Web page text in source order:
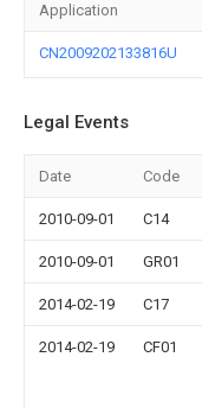
Application
CN2009202133816U
Legal Events
Date Code
2010-09-01 C14
2010-09-01 GR01
2014-02-19 C17
2014-02-19 CF01